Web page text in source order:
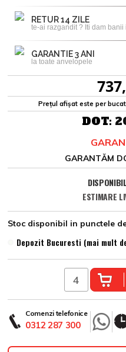
RETUR 14 ZILE
te-ai razgandit ? Iti dam banii
GARANTIE 3 ANI
la toate anvelopele
Prețul afișat este per
DOT:
GARANTĂM
ESTIMARE
Stoc disponibil in punctele
Depozit Bucuresti (mai mult
Comenzi telefonice
0312 287 300